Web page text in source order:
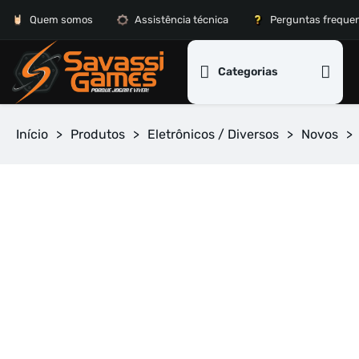
Quem somos Assistência técnica Perguntas
Categorias
Início > Produtos > Eletrônicos / Diversos > Novos >